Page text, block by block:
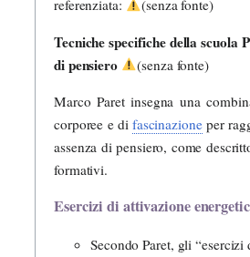
referenziata: (senza fonte)
Tecniche specifiche della scuola
di pensiero
(senza fonte)
Marco Paret insegna una
corporee e di fascinazioneper
assenza di pensiero, come
formativi.
Esercizi di attivazione
Secondo Paret, gli “esercizi